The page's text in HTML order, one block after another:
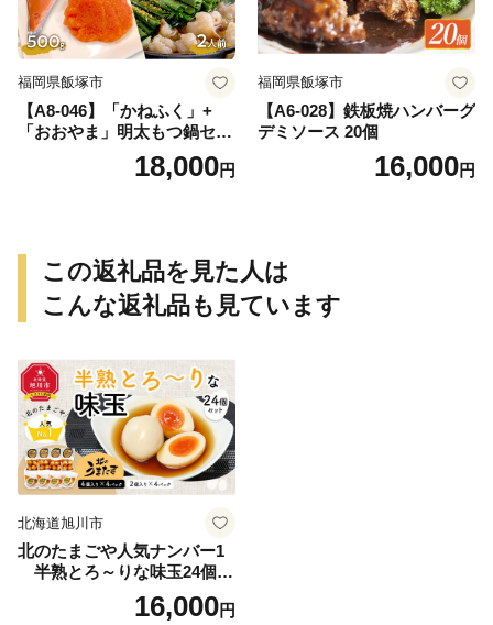
福岡県飯塚市
【A8-046】「かねふく」+
「おおやま」明太もつ鍋セッ
ト(絞って使える明太子500g
18,000円
福岡県飯塚市
【A6-028】鉄板焼ハンバーグ
デミソース 20個
16,000円
この返礼品を見た人は
こんな返礼品も見ています
北海道旭川市
北のたまごや人気ナンバー1
半熟とろ～りな味玉24個入
16,000円